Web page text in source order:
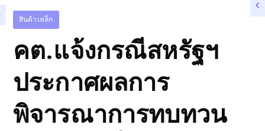
สินค้าเหล็ก
คต.แจ้งกรณีสหรัฐฯ
ประกาศผลการ
พิจารณาการทบทวน